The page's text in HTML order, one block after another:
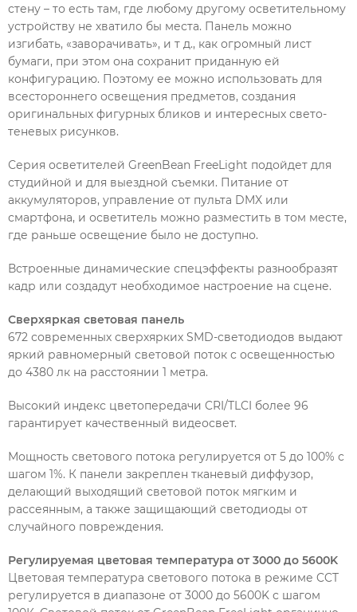
стену – то есть там, где любому другому осветительному
устройству не хватило бы места. Панель можно
изгибать, «заворачивать», и т д., как огромный лист
бумаги, при этом она сохранит приданную ей
конфигурацию. Поэтому ее можно использовать для
всестороннего освещения предметов, создания
оригинальных фигурных бликов и интересных свето-
теневых рисунков.
Серия осветителей GreenBean FreeLight подойдет для
студийной и для выездной съемки. Питание от
аккумуляторов, управление от пульта DMX или
смартфона, и осветитель можно разместить в том месте,
где раньше освещение было не доступно.
Встроенные динамические спецэффекты разнообразят
кадр или создадут необходимое настроение на сцене.
Сверхяркая световая панель
672 современных сверхярких SMD-светодиодов выдают
яркий равномерный световой поток с освещенностью
до 4380 лк на расстоянии 1 метра.
Высокий индекс цветопередачи CRI/TLCI более 96
гарантирует качественный видеосвет.
Мощность светового потока регулируется от 5 до 100% с
шагом 1%. К панели закреплен тканевый диффузор,
делающий выходящий световой поток мягким и
рассеянным, а также защищающий светодиоды от
случайного повреждения.
Регулируемая цветовая температура от 3000 до 5600K
Цветовая температура светового потока в режиме CCT
регулируется в диапазоне от 3000 до 5600K с шагом